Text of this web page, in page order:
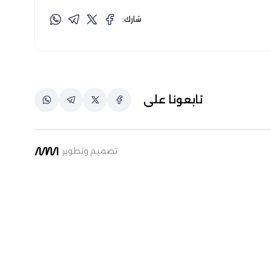
شارك:
تابعونا على
تصميم وتطوير